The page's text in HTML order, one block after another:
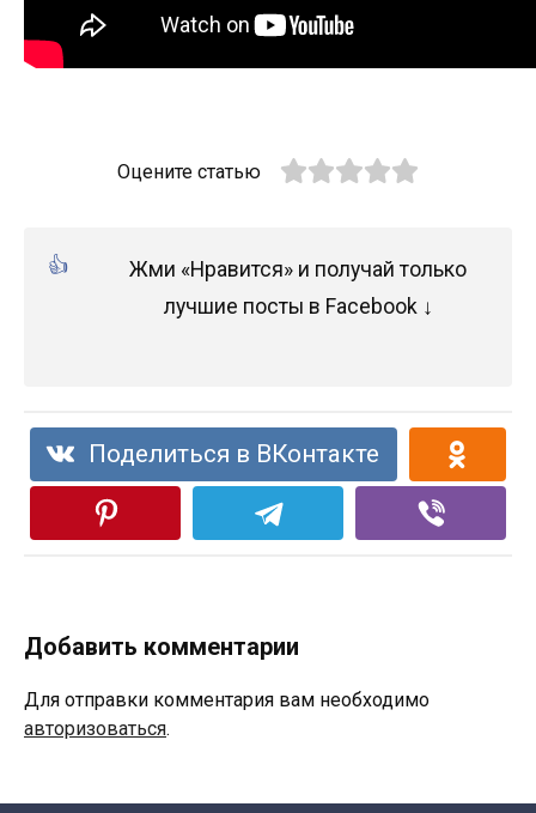
Оцените статью
Жми «Нравится» и получай только
лучшие посты в Facebook ↓
Поделиться в ВКонтакте
Добавить комментарии
Для отправки комментария вам необходимо
авторизоваться.